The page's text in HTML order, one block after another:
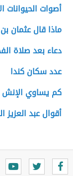
أصوات الحيوانات
ماذا قال عثمان
دعاء بعد صلاة
عدد سكان كندا
كم يساوي الإنش
أقوال عبد العزيز